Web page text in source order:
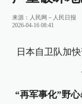
来源： 人民网－人民日报
2026-04-16 08:41
日本自卫队加
“再军事化”野